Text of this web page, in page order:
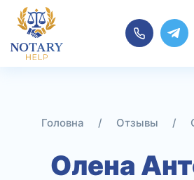
Перейти
контенту
/ Отзывы /
Олена